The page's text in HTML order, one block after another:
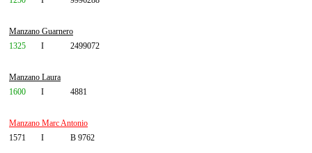
Manzano Guarnero
1325
I 2499072
Manzano Laura
1600
I 4881
Manzano Marc Antonio
1571
I B 9762